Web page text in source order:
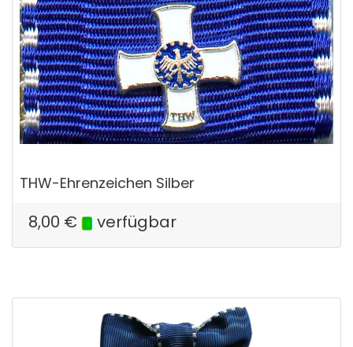
THW-Ehrenzeichen Silber
8,00 € verfügbar